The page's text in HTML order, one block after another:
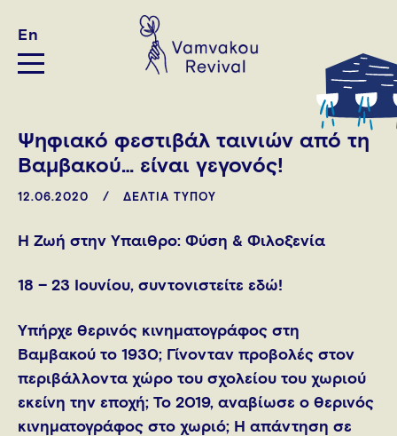
En
Ψηφιακό φεστιβάλ ταινιών από τη
Βαμβακού… είναι γεγονός!
12.06.2020 ΔΕΛΤΙΑ ΤΥΠΟΥ
Η Ζωή στην Ύπαιθρο: Φύση & Φιλοξενία
18 – 23 Ιουνίου, συντονιστείτε εδώ!
Υπήρχε θερινός κινηματογράφος στη
Βαμβακού το 1930; Γίνονταν προβολές στον
περιβάλλοντα χώρο του σχολείου του χωριού
εκείνη την εποχή; To 2019, αναβίωσε ο θερινός
κινηματογράφος στο χωριό; Η απάντηση σε